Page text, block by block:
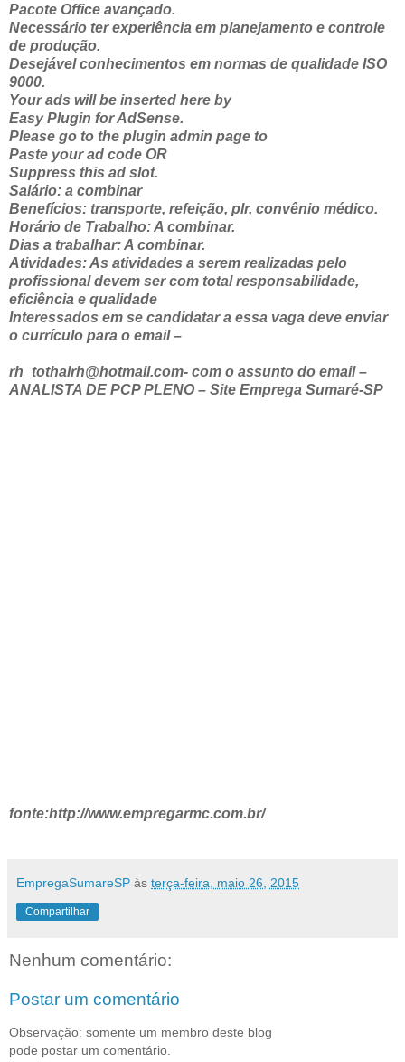
Pacote Office avançado.
Necessário ter experiência em planejamento e controle
de produção.
Desejável conhecimentos em normas de qualidade ISO
9000.
Your ads will be inserted here by
Easy Plugin for AdSense.
Please go to the plugin admin page to
Paste your ad code OR
Suppress this ad slot.
Salário: a combinar
Benefícios: transporte, refeição, plr, convênio médico.
Horário de Trabalho: A combinar.
Dias a trabalhar: A combinar.
Atividades: As atividades a serem realizadas pelo
profissional devem ser com total responsabilidade,
eficiência e qualidade
Interessados em se candidatar a essa vaga deve enviar
o currículo para o email –
rh_tothalrh@hotmail.com- com o assunto do email –
ANALISTA DE PCP PLENO – Site Emprega Sumaré-SP
fonte:http://www.empregarmc.com.br/
EmpregaSumareSP às terça-feira, maio 26, 2015
Compartilhar
Nenhum comentário:
Postar um comentário
Observação: somente um membro deste blog
pode postar um comentário.